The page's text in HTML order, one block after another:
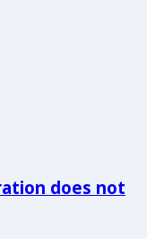
does not